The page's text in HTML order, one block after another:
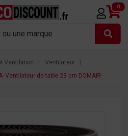
0
Ventilation
Ventilateur
Ventilateur de table 23 cm DOMAIR-